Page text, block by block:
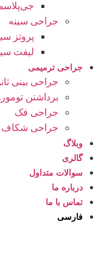
جراحی سینه
پروتز
لیفت
جراحی ترمیمی
جراحی بینی
برداشتن
جراحی فک
جراحی شکاف
وبلاگ
گالری
سوالات متداول
درباره ما
تماس با ما
فارسی